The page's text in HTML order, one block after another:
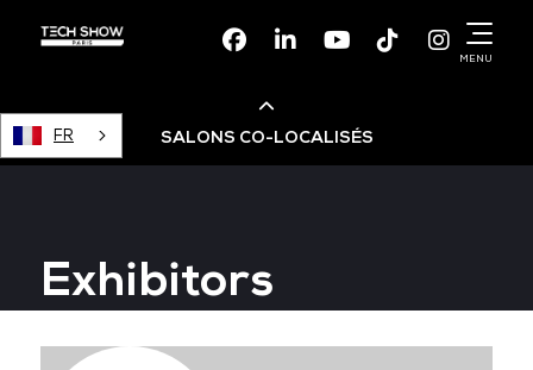
FacebookLinkedinYoutubeTikTok
MENU
FR SALONS CO-LOCALISÉS
Devops Live
Cloud & Cyber Security
Exhibitors